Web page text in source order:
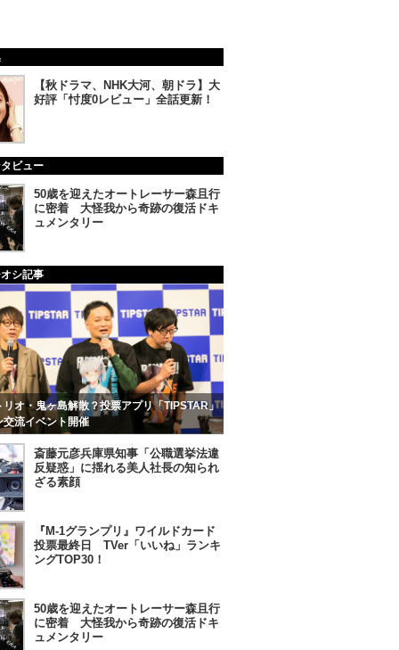
【秋ドラマ、NHK大河、朝ドラ】大
好評「忖度0レビュー」全話更新！
ビュー
50歳を迎えたオートレーサー森且行
に密着 大怪我から奇跡の復活ドキ
ュメンタリー
シ記事
リオ・鬼ヶ島解散？投票アプリ「TIPSTAR」
交流イベント開催
斎藤元彦兵庫県知事「公職選挙法違
反疑惑」に揺れる美人社長の知られ
ざる素顔
『M-1グランプリ』ワイルドカード
投票最終日 TVer「いいね」ランキ
ングTOP30！
50歳を迎えたオートレーサー森且行
に密着 大怪我から奇跡の復活ドキ
ュメンタリー